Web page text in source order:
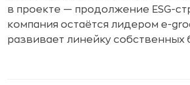
в проекте — продолжение ESG-
компания остаётся лидером e-
развивает линейку собственных